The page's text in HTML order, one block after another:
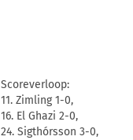
Scoreverloop:
11. Zimling 1-0,
16. El Ghazi 2-0,
24. Sigthórsson 3-0,